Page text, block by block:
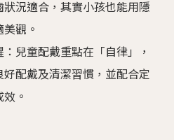
況適合，其實小孩也能用隱
觀。
：兒童配戴重點在「自律」，
配戴及清潔習慣，並配合定
。